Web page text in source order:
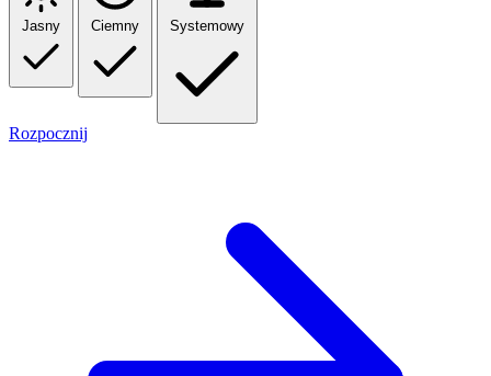
Jasny Ciemny Systemowy
Rozpocznij